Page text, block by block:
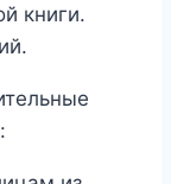
книги.